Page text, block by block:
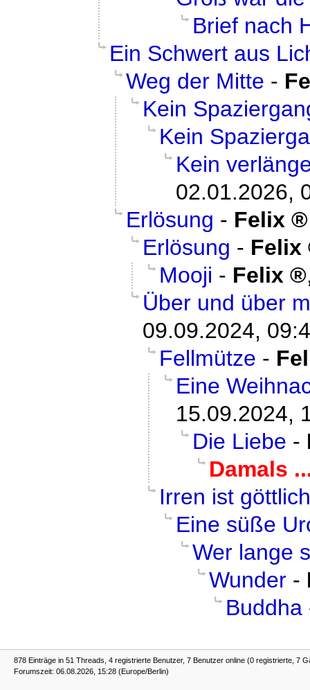
Brief nach
Ein Schwert aus
Weg der Mitte -
Kein
Kein
Kein
02.01.2026,
Erlösung - Felix
Erlösung - Felix
Mooji - Felix
Über und über
09.09.2024,
Fellmütze -
Eine
15.09.2024,
Die Liebe -
Damals
Irren ist göttlich
Eine süße
Wer lange
Wunder -
Buddha
878 Einträge in 51 Threads, 4 registrierte Benutzer, 7 Benutzer online (0 registrierte, 7
Forumszeit: 06.08.2026, 15:28 (Europe/Berlin)